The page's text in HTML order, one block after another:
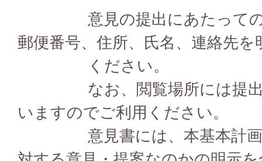
意見の提出にあたっての
郵便番号、住所、氏名、連絡先を
ください。
なお、閲覧場所には提出
いますのでご利用ください。
意見書には、本基本計画